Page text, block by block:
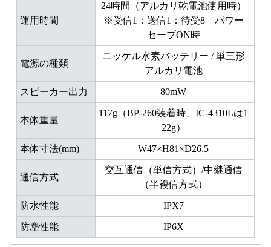
運用時間
24時間（アルカリ乾電池使用時）
※受信1：送信1：待受8 パワー
セーブON時
電源の種類
ニッケル水素バッテリー / 単三形
アルカリ電池
スピーカー出力 80mW
本体重量
117g（BP-260装着時、IC-4310Lは1
22g）
本体寸法(mm) W47×H81×D26.5
通信方式
交互通信（単信方式）/中継通信
（半複信方式）
防水性能 IPX7
防塵性能 IP6X